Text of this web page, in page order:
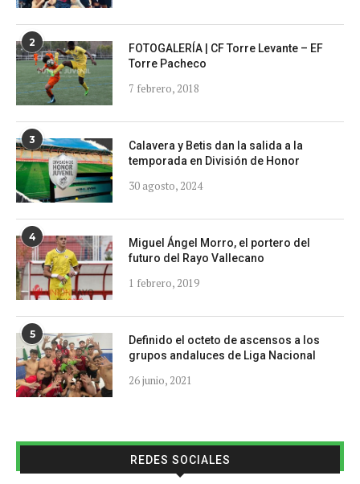
2
FOTOGALERÍA | CF Torre Levante – EF
Torre Pacheco
7 febrero, 2018
3
Calavera y Betis dan la salida a la
temporada en División de Honor
30 agosto, 2024
4
Miguel Ángel Morro, el portero del
futuro del Rayo Vallecano
1 febrero, 2019
5
Definido el octeto de ascensos a los
grupos andaluces de Liga Nacional
26 junio, 2021
REDES SOCIALES